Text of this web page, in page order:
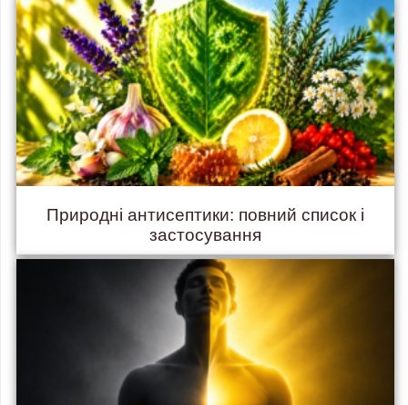
Природні антисептики: повний список і
застосування